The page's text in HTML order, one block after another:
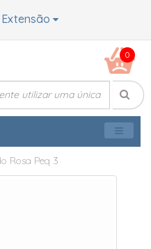
Extensão
0
Rosa Peq 3